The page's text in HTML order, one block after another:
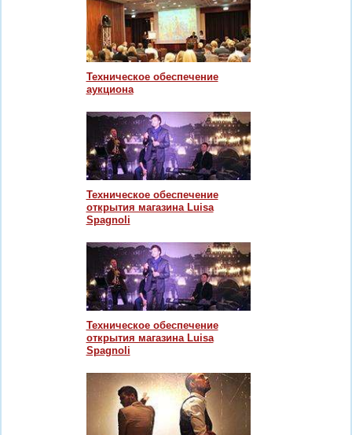
Техническое обеспечение
аукциона
Техническое обеспечение
открытия магазина Luisa
Spagnoli
Техническое обеспечение
открытия магазина Luisa
Spagnoli